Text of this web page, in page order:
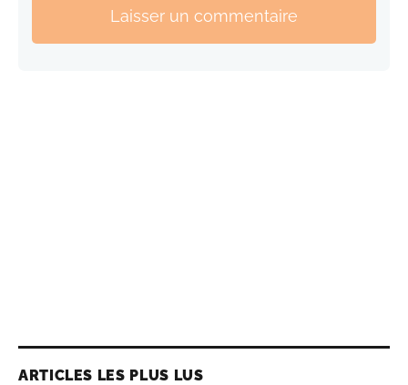
Laisser un commentaire
ARTICLES LES PLUS LUS